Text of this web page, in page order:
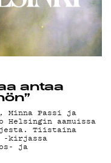
antaa
Passi ja
aamuissa
Tiistaina
-kirjassa
ja